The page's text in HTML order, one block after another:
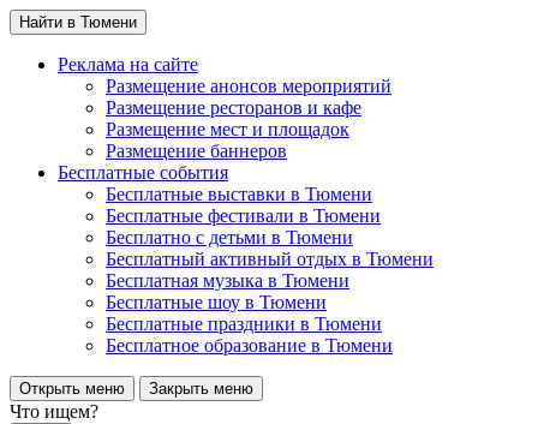
Найти в Тюмени
Реклама на сайте
Размещение анонсов мероприятий
Размещение ресторанов и кафе
Размещение мест и площадок
Размещение баннеров
Бесплатные события
Бесплатные выставки в Тюмени
Бесплатные фестивали в Тюмени
Бесплатно с детьми в Тюмени
Бесплатный активный отдых в Тюмени
Бесплатная музыка в Тюмени
Бесплатные шоу в Тюмени
Бесплатные праздники в Тюмени
Бесплатное образование в Тюмени
Открыть меню Закрыть меню
Что ищем?